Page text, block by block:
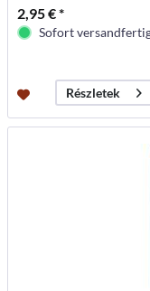
2,95 € *
Sofort
Részletek